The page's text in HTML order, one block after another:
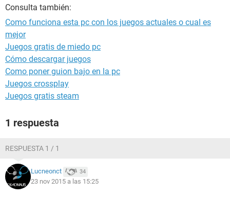
Consulta también:
Como funciona esta pc con los juegos actuales o cual es
mejor
Juegos gratis de miedo pc
Cómo descargar juegos
Como poner guion bajo en la pc
Juegos crossplay
Juegos gratis steam
1 respuesta
RESPUESTA 1 / 1
Lucneonct 34
23 nov 2015 a las 15:25